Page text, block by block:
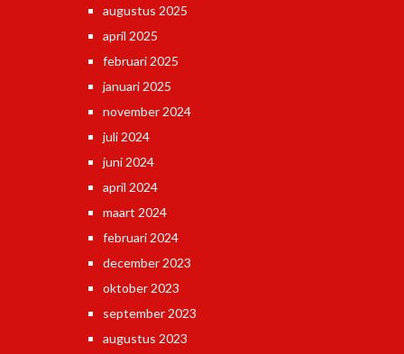
augustus 2025
april 2025
februari 2025
januari 2025
november 2024
juli 2024
juni 2024
april 2024
maart 2024
februari 2024
december 2023
oktober 2023
september 2023
augustus 2023